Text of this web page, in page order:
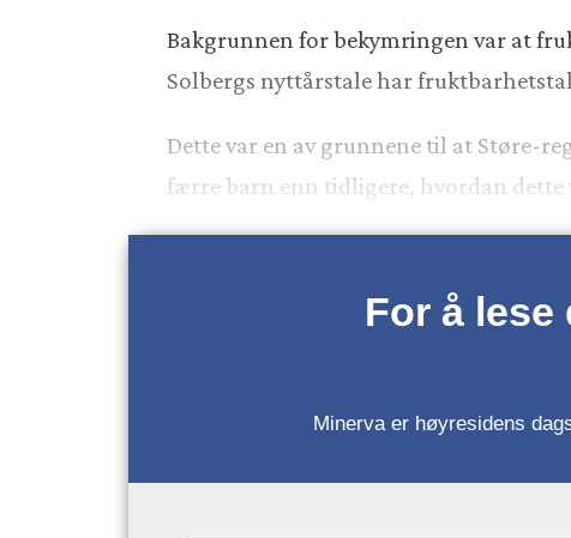
Bakgrunnen for bekymringen var at
Solbergs nyttårstale har
Dette var en av grunnene til at Støre-
færre barn enn tidligere, hvordan
For å
Minerva er høyresidens